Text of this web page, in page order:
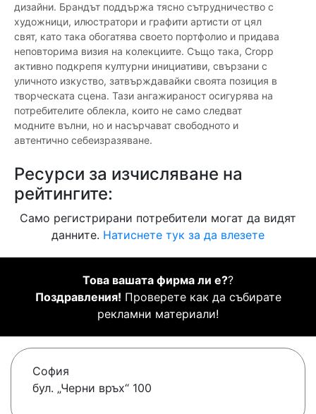
дизайни. Брандът поддържа тясно сътрудничество с
художници, илюстратори и графити артисти от цял
свят, като така обогатява своето портфолио и придава
неповторима визия на колекциите. Също така, Cropp
активно подкрепя културни инициативи, свързани с
уличното изкуство, затвърждавайки своята позиция в
творческата сцена. Тази ангажираност осигурява на
потребителите облекла, които не само следват
модните вълни, но и насърчават свободното и
автентично себеизразяване.
Ресурси за изчисляване на
рейтингите:
Само регистрирани потребители могат да видят
данните. Натиснете тук за да влезете
Това вашата фирма ли е??
Поздравления! Проверете как да събирате
рекламни материали!
София
бул. „Черни връх“ 100